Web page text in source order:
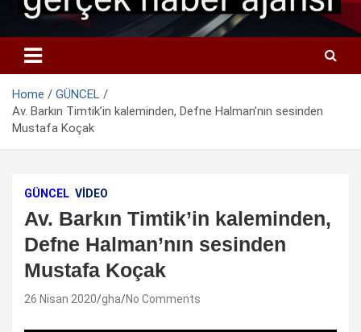
Home
GÜNCEL
Av. Barkın Timtik’in kaleminden, Defne Halman’nın sesinden
Mustafa Koçak
GÜNCEL VIDEO
Av. Barkın Timtik’in kaleminden,
Defne Halman’nın sesinden
Mustafa Koçak
26 Nisan 2020 gha No Comments